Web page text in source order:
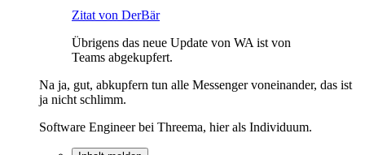
Zitat von DerBär
Übrigens das neue Update von WA ist von
Teams abgekupfert.
Na ja, gut, abkupfern tun alle Messenger voneinander, das ist
ja nicht schlimm.
Software Engineer bei Threema, hier als Individuum.